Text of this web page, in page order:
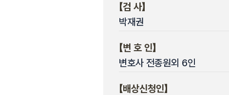
【검 사】
박재권
【변 호 인】
변호사 전종원외 6인
【배상신청인】